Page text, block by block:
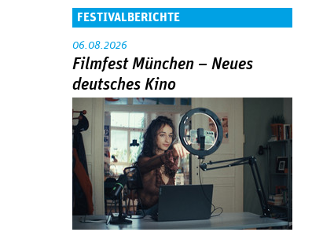
FESTIVALBERICHTE
06.08.2026
Filmfest München – Neues
deutsches Kino